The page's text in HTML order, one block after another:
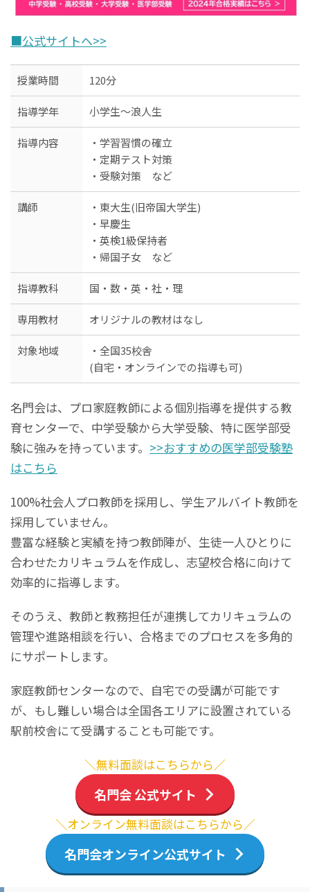
■公式サイトへ>>
授業時間 120分
指導学年 小学生〜浪人生
指導内容
・学習習慣の確立
・定期テスト対策
・受験対策 など
講師
・東大生(旧帝国大学生)
・早慶生
・英検1級保持者
・帰国子女 など
指導教科 国・数・英・社・理
専用教材 オリジナルの教材はなし
対象地域
・全国35校舎
(自宅・オンラインでの指導も可)
名門会は、プロ家庭教師による個別指導を提供する教
育センターで、中学受験から大学受験、特に医学部受
験に強みを持っています。 >>おすすめの医学部受験塾
はこちら
100%社会人プロ教師を採用し、学生アルバイト教師を
採用していません。
豊富な経験と実績を持つ教師陣が、生徒一人ひとりに
合わせたカリキュラムを作成し、志望校合格に向けて
効率的に指導します。
そのうえ、教師と教務担任が連携してカリキュラムの
管理や進路相談を行い、合格までのプロセスを多角的
にサポートします。
家庭教師センターなので、自宅での受講が可能です
が、もし難しい場合は全国各エリアに設置されている
駅前校舎にて受講することも可能です。
＼無料面談はこちらから／
名門会 公式サイト
＼オンライン無料面談はこちらから／
名門会オンライン公式サイト